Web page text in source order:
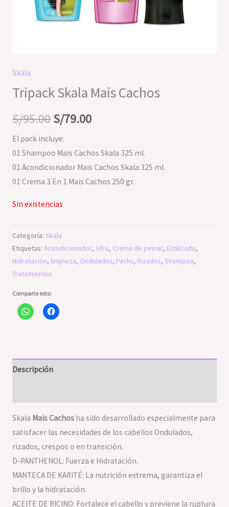
Skala
Tripack Skala Mais Cachos
S/95.00 S/79.00
El pack incluye:
01 Shampoo Mais Cachos Skala 325 ml.
01 Acondicionador Mais Cachos Skala 325 ml.
01 Crema 3 En 1 Mais Cachos 250 gr.
Sin existencias
Categoría: Skala
Etiquetas: Acondicionador, Afro, Crema de peinar, Estilizado,
Hidratación, limpieza, Ondulados, Packs, Rizados, Shampoo,
Tratamientos
Comparte esto:
Descripción
Skala Mais Cachosha sido desarrollado especialmente para
satisfacer las necesidades de los cabellos Ondulados,
rizados, crespos o en transición.
D-PANTHENOL: Fuerza e Hidratación.
MANTECA DE KARITÉ: La nutrición extrema, garantiza el
brillo y la hidratación.
ACEITE DE RICINO: Fortalece el cabello y previene la ruptura